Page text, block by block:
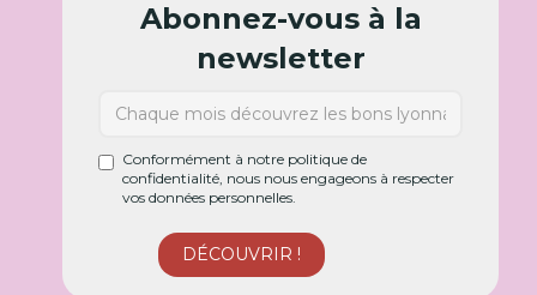
Abonnez-vous à la
newsletter
Conformément à notre politique de
confidentialité, nous nous engageons à respecter
vos données personnelles.